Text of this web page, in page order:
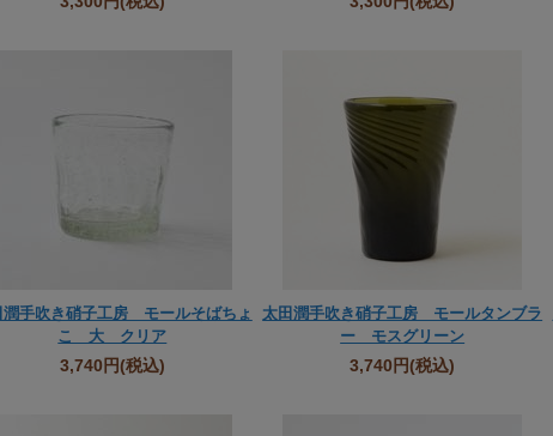
潤手吹き硝子工房 モールそばちょ
こ 大 クリア
3,740円(税込)
太田潤手吹き硝子工房 モールタンブラ
ー モスグリーン
3,740円(税込)